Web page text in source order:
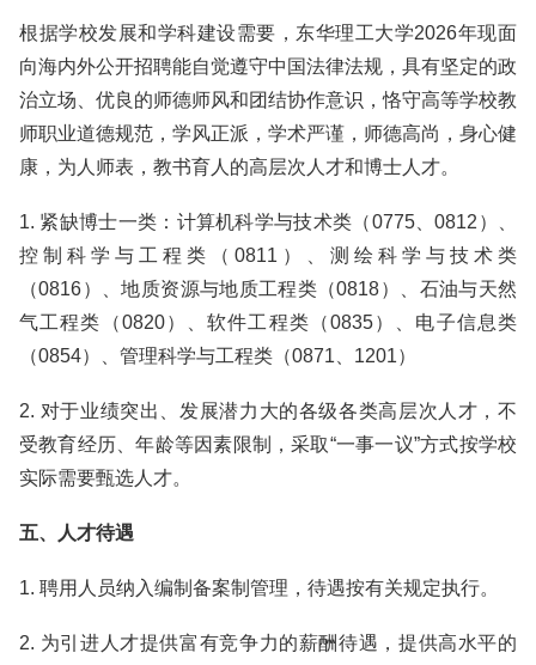
根据学校发展和学科建设需要，东华理工大学2026年现面
向海内外公开招聘能自觉遵守中国法律法规，具有坚定的政
治立场、优良的师德师风和团结协作意识，恪守高等学校教
师职业道德规范，学风正派，学术严谨，师德高尚，身心健
康，为人师表，教书育人的高层次人才和博士人才。
1. 紧缺博士一类：计算机科学与技术类（0775、0812）、
控制科学与工程类（0811）、测绘科学与技术类
（0816）、地质资源与地质工程类（0818）、石油与天然
气工程类（0820）、软件工程类（0835）、电子信息类
（0854）、管理科学与工程类（0871、1201）
2. 对于业绩突出、发展潜力大的各级各类高层次人才，不
受教育经历、年龄等因素限制，采取“一事一议”方式按学校
实际需要甄选人才。
五、人才待遇
1. 聘用人员纳入编制备案制管理，待遇按有关规定执行。
2. 为引进人才提供富有竞争力的薪酬待遇，提供高水平的